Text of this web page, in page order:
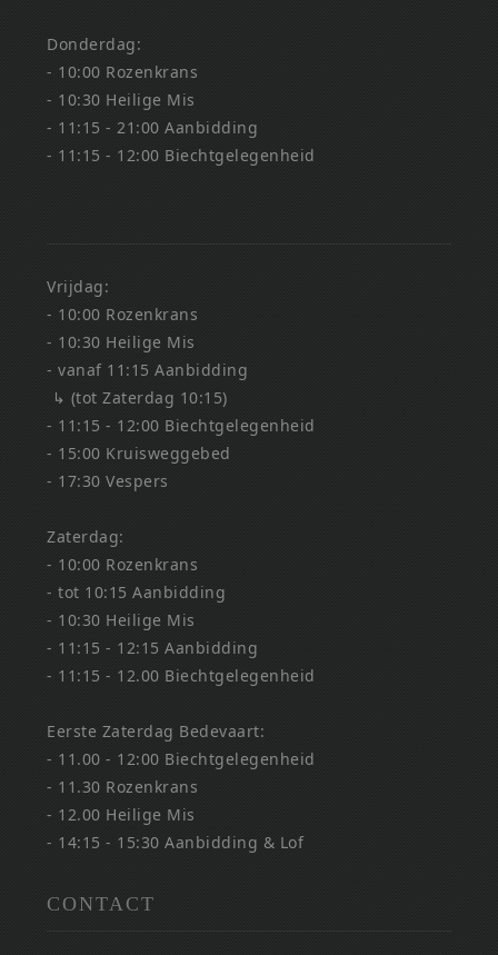
Donderdag:
- 10:00 Rozenkrans
- 10:30 Heilige Mis
- 11:15 - 21:00 Aanbidding
- 11:15 - 12:00 Biechtgelegenheid
Vrijdag:
- 10:00 Rozenkrans
- 10:30 Heilige Mis
- vanaf 11:15 Aanbidding
↳ (tot Zaterdag 10:15)
- 11:15 - 12:00 Biechtgelegenheid
- 15:00 Kruisweggebed
- 17:30 Vespers
Zaterdag:
- 10:00 Rozenkrans
- tot 10:15 Aanbidding
- 10:30 Heilige Mis
- 11:15 - 12:15 Aanbidding
- 11:15 - 12.00 Biechtgelegenheid
Eerste Zaterdag Bedevaart:
- 11.00 - 12:00 Biechtgelegenheid
- 11.30 Rozenkrans
- 12.00 Heilige Mis
- 14:15 - 15:30 Aanbidding & Lof
CONTACT